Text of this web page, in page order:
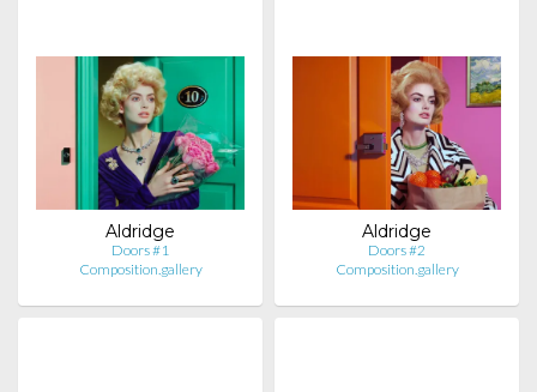
Aldridge
Doors #1
Composition.gallery
Aldridge
Doors #2
Composition.gallery